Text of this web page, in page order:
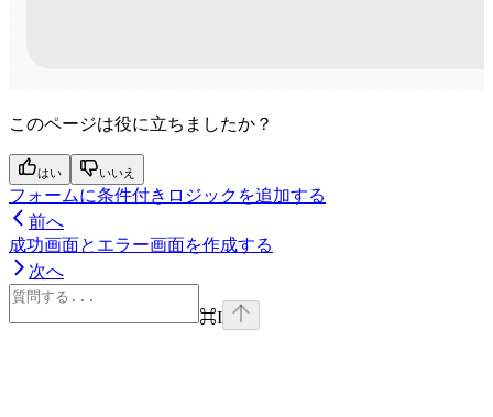
このページは役に立ちましたか？
はい いいえ
フォームに条件付きロジックを追加する
前へ
成功画面とエラー画面を作成する
次へ
⌘I